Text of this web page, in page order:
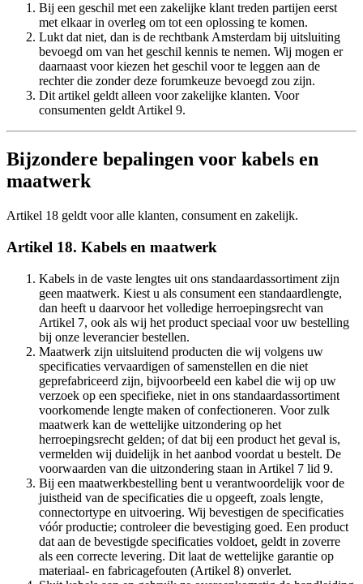
Bij een geschil met een zakelijke klant treden partijen eerst
met elkaar in overleg om tot een oplossing te komen.
Lukt dat niet, dan is de rechtbank Amsterdam bij uitsluiting
bevoegd om van het geschil kennis te nemen. Wij mogen er
daarnaast voor kiezen het geschil voor te leggen aan de
rechter die zonder deze forumkeuze bevoegd zou zijn.
Dit artikel geldt alleen voor zakelijke klanten. Voor
consumenten geldt Artikel 9.
Bijzondere bepalingen voor kabels en
maatwerk
Artikel 18 geldt voor alle klanten, consument en zakelijk.
Artikel 18. Kabels en maatwerk
Kabels in de vaste lengtes uit ons standaardassortiment zijn
geen maatwerk. Kiest u als consument een standaardlengte,
dan heeft u daarvoor het volledige herroepingsrecht van
Artikel 7, ook als wij het product speciaal voor uw bestelling
bij onze leverancier bestellen.
Maatwerk zijn uitsluitend producten die wij volgens uw
specificaties vervaardigen of samenstellen en die niet
geprefabriceerd zijn, bijvoorbeeld een kabel die wij op uw
verzoek op een specifieke, niet in ons standaardassortiment
voorkomende lengte maken of confectioneren. Voor zulk
maatwerk kan de wettelijke uitzondering op het
herroepingsrecht gelden; of dat bij een product het geval is,
vermelden wij duidelijk in het aanbod voordat u bestelt. De
voorwaarden van die uitzondering staan in Artikel 7 lid 9.
Bij een maatwerkbestelling bent u verantwoordelijk voor de
juistheid van de specificaties die u opgeeft, zoals lengte,
connectortype en uitvoering. Wij bevestigen de specificaties
vóór productie; controleer die bevestiging goed. Een product
dat aan de bevestigde specificaties voldoet, geldt in zoverre
als een correcte levering. Dit laat de wettelijke garantie op
materiaal- en fabricagefouten (Artikel 8) onverlet.